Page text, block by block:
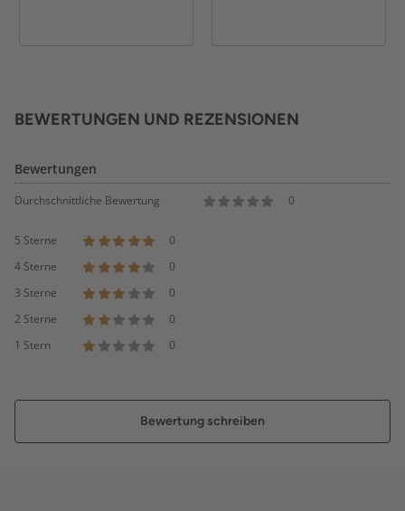
BEWERTUNGEN UND REZENSIONEN
Bewertungen
Durchschnittliche Bewertung 0
5 Sterne
0
4 Sterne
0
3 Sterne
0
2 Sterne
0
1 Stern
0
Bewertung schreiben